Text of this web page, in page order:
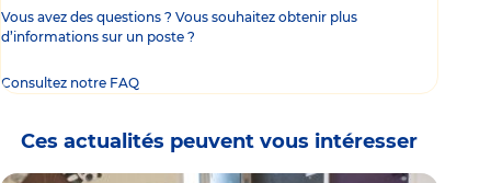
Vous avez des questions ? Vous souhaitez obtenir plus
d’informations sur un poste ?
Consultez notre FAQ
Ces actualités peuvent vous intéresser